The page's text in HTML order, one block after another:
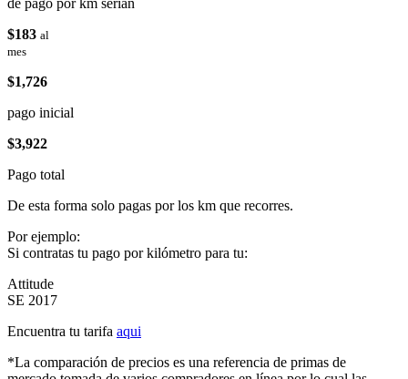
$183 al
mes
$1,726
pago inicial
$3,922
Pago total
De esta forma solo pagas por los km que recorres.
Por ejemplo:
Si contratas tu pago por kilómetro para tu:
Attitude
SE 2017
Encuentra tu tarifa aqui
*La comparación de precios es una referencia de primas de